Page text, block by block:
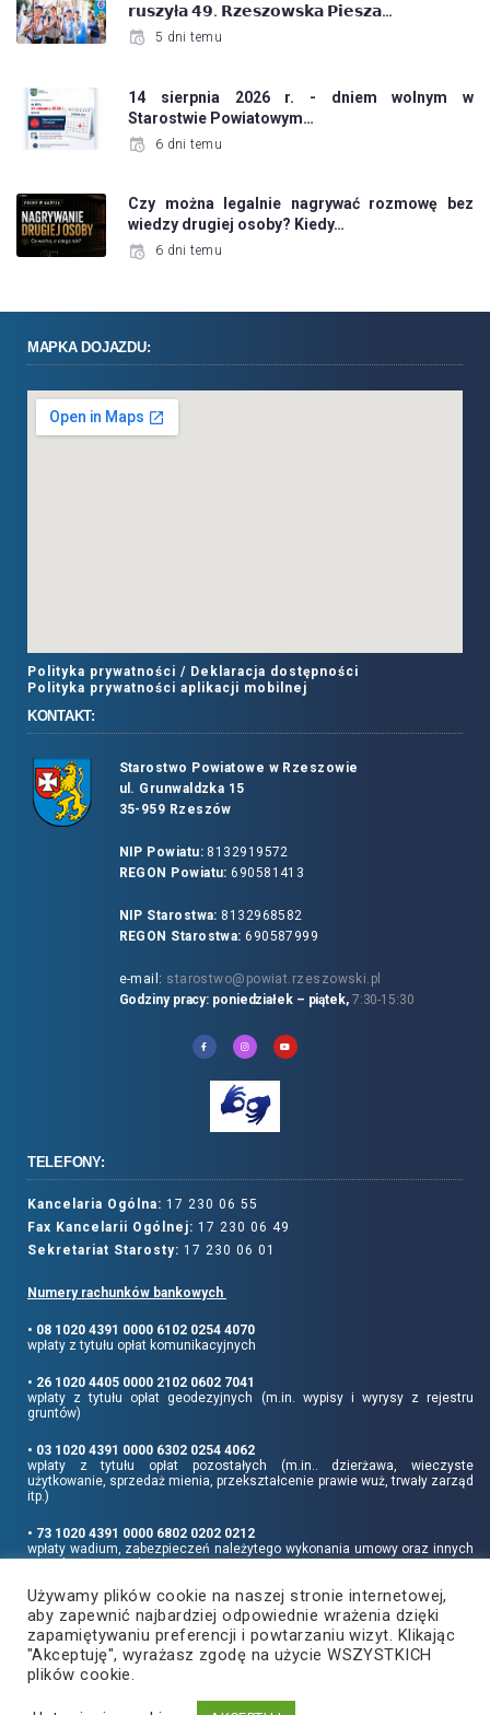
𝗿𝘂𝘀𝘇𝘆ł𝗮 𝟰𝟵. 𝗥𝘇𝗲𝘀𝘇𝗼𝘄𝘀𝗸𝗮 𝗣𝗶𝗲𝘀𝘇𝗮…
5 dni temu
14 sierpnia 2026 r. - dniem wolnym w
Starostwie Powiatowym…
6 dni temu
Czy można legalnie nagrywać rozmowę bez
wiedzy drugiej osoby? Kiedy…
6 dni temu
MAPKA DOJAZDU:
Polityka prywatności / Deklaracja dostępności
Polityka prywatności aplikacji mobilnej
KONTAKT:
Starostwo Powiatowe w Rzeszowie
ul. Grunwaldzka 15
35-959 Rzeszów
NIP Powiatu:8132919572
REGON Powiatu: 690581413
NIP Starostwa: 8132968582
REGON Starostwa: 690587999
e-mail: starostwo@powiat.rzeszowski.pl
Godziny pracy: poniedziałek – piątek, 7:30-15:30
TELEFONY:
Kancelaria Ogólna: 17 230 06 55
Fax Kancelarii Ogólnej: 17 230 06 49
Sekretariat Starosty: 17 230 06 01
Numery rachunków bankowych
• 08 1020 4391 0000 6102 0254 4070
wpłaty z tytułu opłat komunikacyjnych
• 26 1020 4405 0000 2102 0602 7041
wpłaty z tytułu opłat geodezyjnych (m.in. wypisy i wyrysy z rejestru
gruntów)
• 03 1020 4391 0000 6302 0254 4062
wpłaty z tytułu opłat pozostałych (m.in.. dzierżawa, wieczyste
użytkowanie, sprzedaż mienia, przekształcenie prawie wuż, trwały zarząd
itp.)
• 73 1020 4391 0000 6802 0202 0212
wpłaty wadium, zabezpieczeń należytego wykonania umowy oraz innych
Informujemy, że opłatę skarbową należy uiszczać na rachunek Urzędu
Miasta Rzeszowa:
• 90 1240 6960 3851 0062 0000 0423
Używamy plików cookie na naszej stronie internetowej,
aby zapewnić najbardziej odpowiednie wrażenia dzięki
zapamiętywaniu preferencji i powtarzaniu wizyt. Klikając
"Akceptuję", wyrażasz zgodę na użycie WSZYSTKICH
plików cookie.